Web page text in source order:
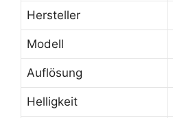
Hersteller
Modell
Auflösung
Helligkeit